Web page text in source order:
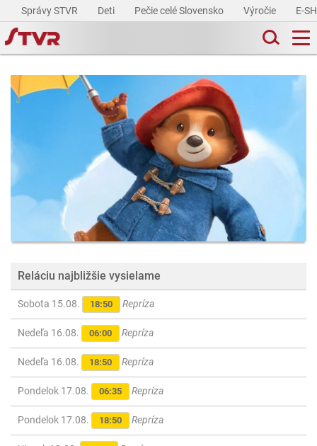
Správy STVR Deti Pečie celé Slovensko Výročie E-
Reláciu najbližšie vysielame
Sobota 15.08. 18:50 Repríza
Nedeľa 16.08. 06:00 Repríza
Nedeľa 16.08. 18:50 Repríza
Pondelok 17.08. 06:35 Repríza
Pondelok 17.08. 18:50 Repríza